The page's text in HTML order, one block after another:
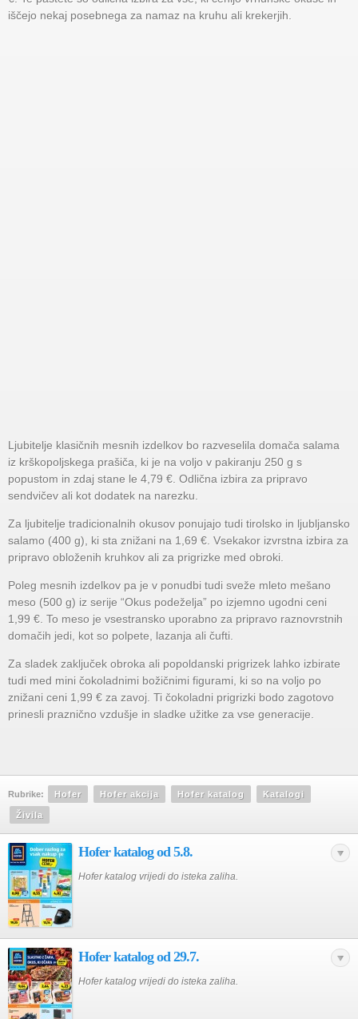
iščejo nekaj posebnega za namaz na kruhu ali krekerjih.
Ljubitelje klasičnih mesnih izdelkov bo razveselila domača salama
iz krškopoljskega prašiča, ki je na voljo v pakiranju 250 g s
popustom in zdaj stane le 4,79 €. Odlična izbira za pripravo
sendvičev ali kot dodatek na narezku.
Za ljubitelje tradicionalnih okusov ponujajo tudi tirolsko in ljubljansko
salamo (400 g), ki sta znižani na 1,69 €. Vsekakor izvrstna izbira za
pripravo obloženih kruhkov ali za prigrizke med obroki.
Poleg mesnih izdelkov pa je v ponudbi tudi sveže mleto mešano
meso (500 g) iz serije “Okus podeželja” po izjemno ugodni ceni
1,99 €. To meso je vsestransko uporabno za pripravo raznovrstnih
domačih jedi, kot so polpete, lazanja ali čufti.
Za sladek zaključek obroka ali popoldanski prigrizek lahko izbirate
tudi med mini čokoladnimi božičnimi figurami, ki so na voljo po
znižani ceni 1,99 € za zavoj. Ti čokoladni prigrizki bodo zagotovo
prinesli praznično vzdušje in sladke užitke za vse generacije.
Rubrike: Hofer Hofer akcija Hofer katalog Katalogi
Živila
Hofer katalog od 5.8.
Hofer katalog vrijedi do isteka zaliha.
Hofer katalog od 29.7.
Hofer katalog vrijedi do isteka zaliha.